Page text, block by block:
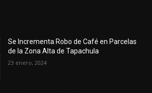
Se Incrementa Robo de Café en Parcelas
de la Zona Alta de Tapachula
23 enero, 2024